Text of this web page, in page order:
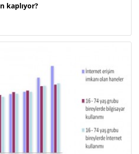
kaplıyor?